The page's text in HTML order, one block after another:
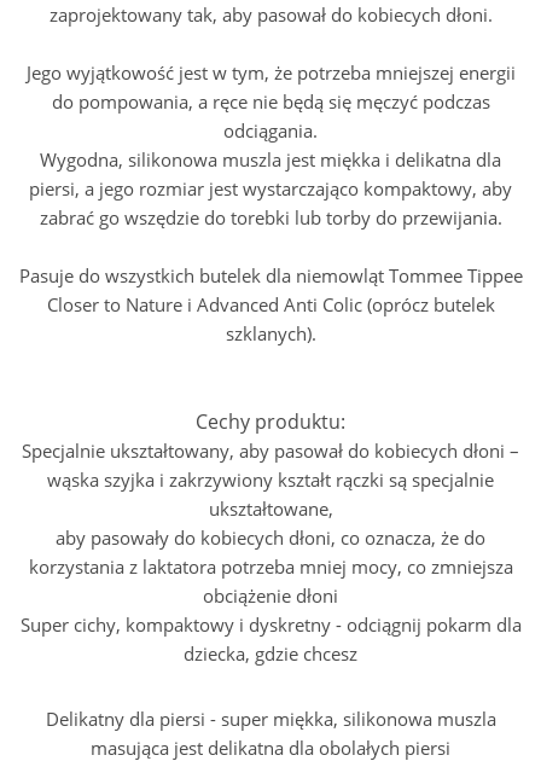
zaprojektowany tak, aby pasował do kobiecych dłoni.
Jego wyjątkowość jest w tym, że potrzeba mniejszej energii
do pompowania, a ręce nie będą się męczyć podczas
odciągania.
Wygodna, silikonowa muszla jest miękka i delikatna dla
piersi, a jego rozmiar jest wystarczająco kompaktowy, aby
zabrać go wszędzie do torebki lub torby do przewijania.
Pasuje do wszystkich butelek dla niemowląt Tommee Tippee
Closer to Nature i Advanced Anti Colic (oprócz butelek
szklanych).
Cechy produktu:
Specjalnie ukształtowany, aby pasował do kobiecych dłoni –
wąska szyjka i zakrzywiony kształt rączki są specjalnie
ukształtowane,
aby pasowały do kobiecych dłoni, co oznacza, że do
korzystania z laktatora potrzeba mniej mocy, co zmniejsza
obciążenie dłoni
Super cichy, kompaktowy i dyskretny- odciągnij pokarm dla
dziecka, gdzie chcesz
Delikatny dla piersi - super miękka, silikonowa muszla
masująca jest delikatna dla obolałych piersi